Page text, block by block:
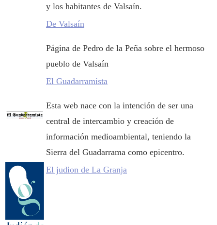
y los habitantes de Valsaín.
De Valsaín
Página de Pedro de la Peña sobre el hermoso
pueblo de Valsaín
El Guadarramista
Esta web nace con la intención de ser una
central de intercambio y creación de
información medioambiental, teniendo la
Sierra del Guadarrama como epicentro.
El judion de La Granja